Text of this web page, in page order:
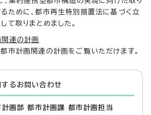
ために、都市再生特別措置法に基づく立
て取りまとめました。
連の計画
市計画関連の計画をご覧いただけます。
する お問い合わせ
画部 都市計画課 都市計画担当